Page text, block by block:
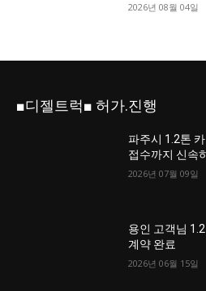
2026년 08월 04일
■디젤트럭■ 허가.진행
파주시 1.2톤
접수까지 신속
2026년 07월 09일
용인 고객님
계약 완료
2026년 06월 15일